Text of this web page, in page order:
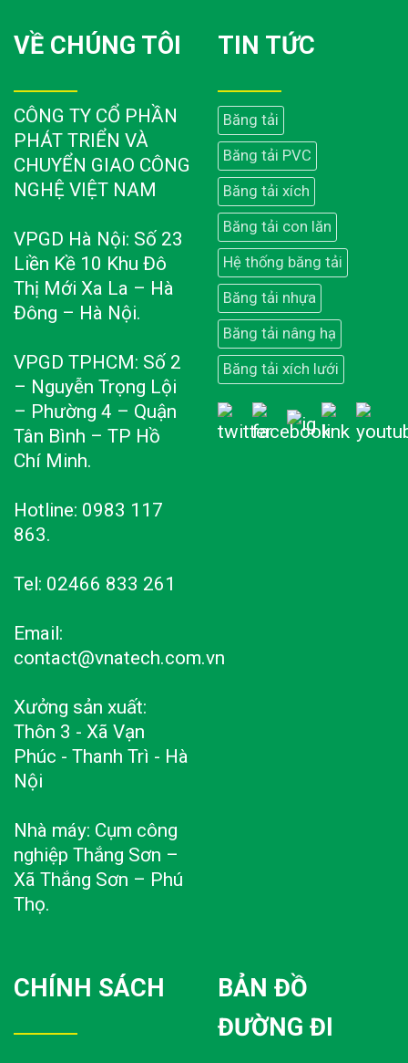
VỀ CHÚNG TÔI
CÔNG TY CỔ PHẦN
PHÁT TRIỂN VÀ
CHUYỂN GIAO CÔNG
NGHỆ VIỆT NAM
VPGD Hà Nội: Số 23
Liền Kề 10 Khu Đô
Thị Mới Xa La – Hà
Đông – Hà Nội.
VPGD TPHCM: Số 2
– Nguyễn Trọng Lội
– Phường 4 – Quận
Tân Bình – TP Hồ
Chí Minh.
Hotline: 0983 117
863.
Tel: 02466 833 261
Email:
contact@vnatech.com.vn
Xưởng sản xuất:
Thôn 3 - Xã Vạn
Phúc - Thanh Trì - Hà
Nội
Nhà máy: Cụm công
nghiệp Thắng Sơn –
Xã Thắng Sơn – Phú
Thọ.
TIN TỨC
Băng tải
Băng tải PVC
Băng tải xích
Băng tải con lăn
Hệ thống băng tải
Băng tải nhựa
Băng tải nâng hạ
Băng tải xích lưới
CHÍNH SÁCH
BẢN ĐỒ
ĐƯỜNG ĐI